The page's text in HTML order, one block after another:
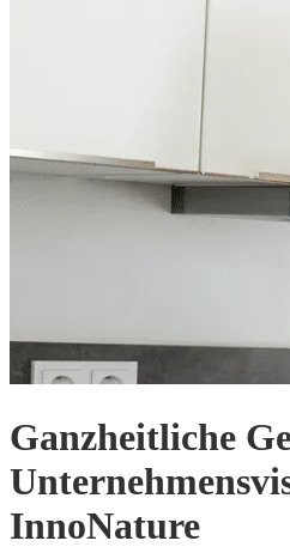
Ganzheitliche
InnoNature